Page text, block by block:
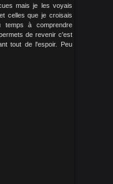
mais je les voyais
celles que je croisais
à comprendre
de revenir c'est
tout de l'espoir. Peu